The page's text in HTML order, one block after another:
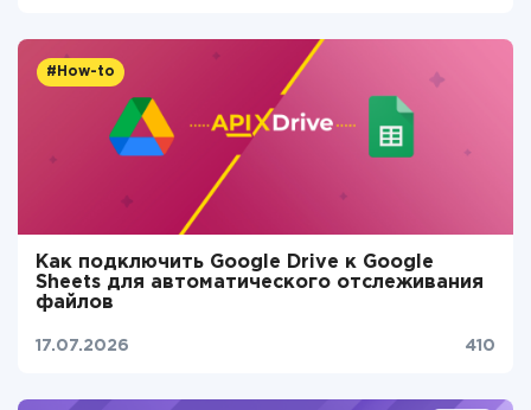
#How-to
Как подключить Google Drive к Google
Sheets для автоматического отслеживания
файлов
17.07.2026 410